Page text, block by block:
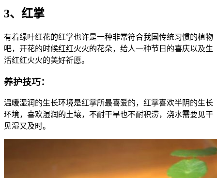
3、红掌
有着绿叶红花的红掌也许是一种非常符合我国传统习惯的植物
吧，开花的时候红红火火的花朵，给人一种节日的喜庆以及生
活红红火火的美好祈愿。
养护技巧：
温暖湿润的生长环境是红掌所最喜爱的，红掌喜欢半阴的生长
环境，喜欢湿润的土壤，不耐干旱也不耐积涝，浇水需要见干
见湿又及时。